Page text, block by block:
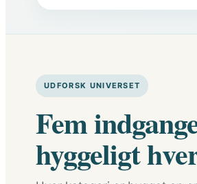
UDFORSK UNIVERSET
Fem
hyggeligt